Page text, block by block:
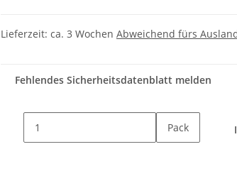
Lieferzeit: ca. 3 Wochen Abweichend fürs
Fehlendes Sicherheitsdatenblatt melden
Pack